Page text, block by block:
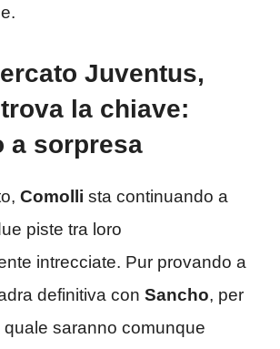
Juventus,
la chiave:
a sorpresa
Comolli sta continuando a
piste tra loro
intrecciate. Pur provando a
definitiva con Sancho, per
saranno comunque